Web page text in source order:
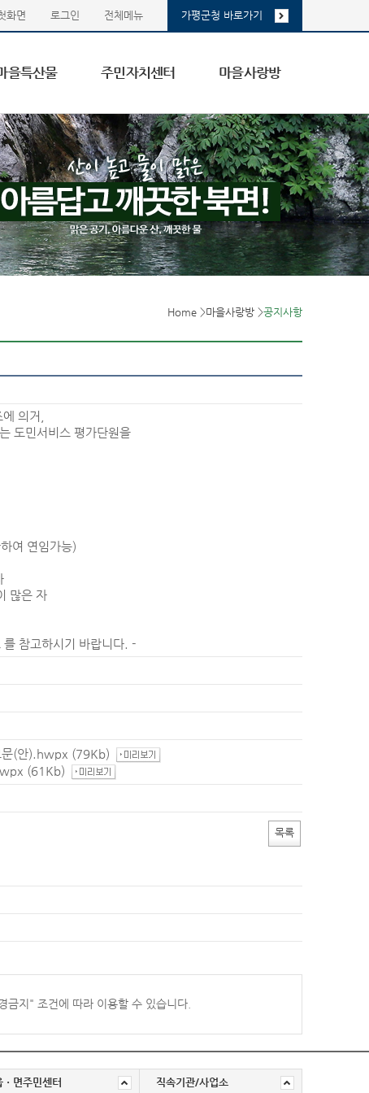
화면 로그인 전체메뉴 가평군청 바로가기
을특산물 주민자치센터 마을사랑방
Home >마을사랑방 >공지사항
의거,
도민서비스 평가단원을
여 연임가능)
많은 자
참고하시기 바랍니다. -
문(안).hwpx (79Kb)
(61Kb)
목록
금지" 조건에 따라 이용할 수 있습니다.
ㆍ면주민센터 직속기관/사업소